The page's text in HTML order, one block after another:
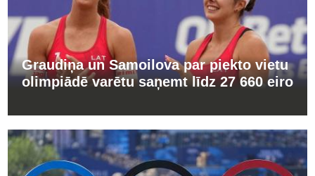
Graudiņa un Samoilova par piekto vietu
olimpiādē varētu saņemt līdz 27 660 eiro